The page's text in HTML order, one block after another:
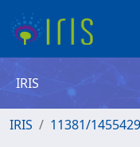
IRIS
IRIS 11381/1455429